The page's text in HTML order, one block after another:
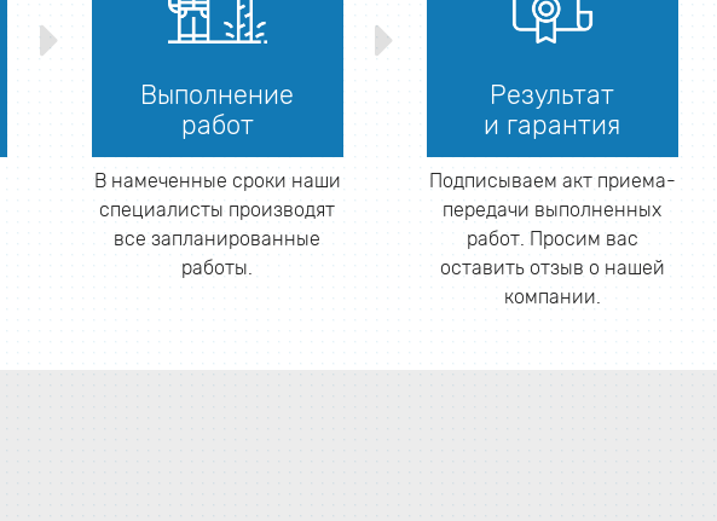
Выполнение
работ
В намеченные сроки наши
специалисты производят
все запланированные
работы.
Результат
и гарантия
Подписываем акт приема-
передачи выполненных
работ. Просим вас
оставить отзыв о нашей
компании.